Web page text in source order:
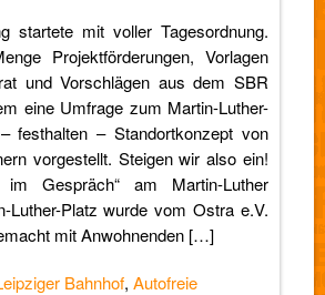
startete mit voller Tagesordnung.
Projektförderungen, Vorlagen
und Vorschlägen aus dem SBR
eine Umfrage zum Martin-Luther-
festhalten – Standortkonzept von
vorgestellt. Steigen wir also ein!
im Gespräch“ am Martin-Luther
Luther-Platz wurde vom Ostra e.V.
mit Anwohnenden […]
Bahnhof, Autofreie